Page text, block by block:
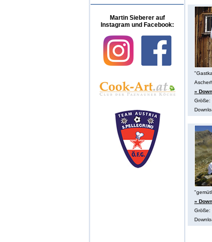
Martin Sieberer auf
Instagram und Facebook:
»
Größe:
»
Größe: